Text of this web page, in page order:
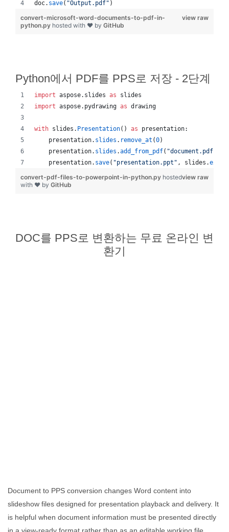
doc. save( "Output.pdf" )
view raw
convert-microsoft-word-documents-to-pdf-in-
python.py hosted with ❤ by GitHub
Python에서 PDF를 PPS로 저장 - 2단계
import aspose. slides as
slides
import aspose. pydrawing as drawing
with slides . Presentation() as presentation:
presentation. slides . remove_at (0)
presentation. slides .add_from_pdf( "document.pdf"
presentation. save( "presentation.ppt" , slides .
view raw
convert-pdf-files-to-powerpoint-in-python.py hosted
with ❤ by GitHub
DOC를 PPS로 변환하는 무료 온라인 변
환기
Document to PPS conversion changes Word content into
slideshow files designed for presentation playback and delivery. It
is helpful when document information must be presented directly